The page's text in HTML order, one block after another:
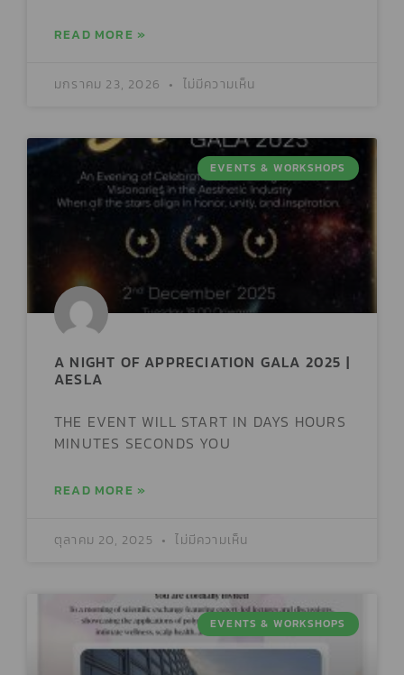
READ MORE »
มกราคม 23, 2026 ไม่มีความเห็น
EVENTS & WORKSHOPS
A NIGHT OF APPRECIATION GALA 2025 |
AESLA
THE EVENT WILL START IN DAYS HOURS
MINUTES SECONDS YOU
READ MORE »
ตุลาคม 20, 2025 ไม่มีความเห็น
EVENTS & WORKSHOPS